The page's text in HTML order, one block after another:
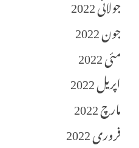
جون 2022
مئی 2022
اپریل 2022
مارچ 2022
فروری 2022